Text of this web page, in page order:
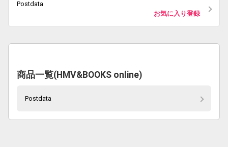
Postdata
お気に入り登録
商品一覧(HMV&BOOKS online)
Postdata